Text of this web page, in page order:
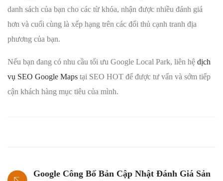
danh sách của bạn cho các từ khóa, nhận được nhiều đánh giá
hơn và cuối cùng là xếp hạng trên các đối thủ cạnh tranh địa
phương của bạn.
Nếu bạn đang có nhu cầu tối ưu Google Local Park, liên hệ dịch
vụ SEO Google Maps tại SEO HOT để được tư vấn và sớm tiếp
cận khách hàng mục tiêu của mình.
Google Công Bố Bản Cập Nhật Đánh Giá Sản